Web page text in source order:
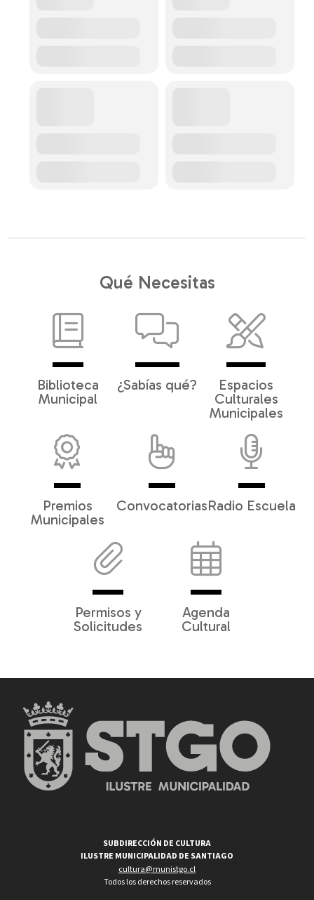
Qué Necesitas
Biblioteca
Municipal
¿Sabías qué?
Espacios
Culturales
Municipales
Premios
Municipales
ConvocatoriasRadio Escuela
Permisos y
Solicitudes
Agenda
Cultural
SUBDIRECCIÓN DE CULTURA
ILUSTRE MUNICIPALIDAD DE SANTIAGO
cultura@munistgo.cl
Todos los derechos reservados